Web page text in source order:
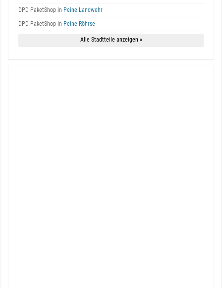
DPD PaketShop in Peine Landwehr
DPD PaketShop in Peine Röhrse
Alle Stadtteile anzeigen »